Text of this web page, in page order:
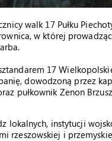
walk 17 Pułku
w której
17
dowodzoną przez
pułkownik Zenon
lokalnych, instytucji
rzeszowskiej i